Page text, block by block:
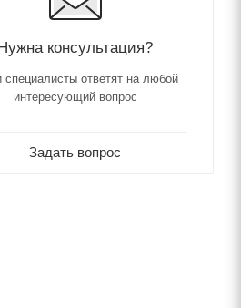
консультация?
специалисты ответят на любой
интересующий вопрос
Задать вопрос